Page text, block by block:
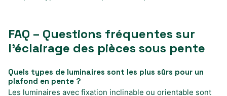
FAQ – Questions fréquentes sur
l’éclairage des pièces sous pente
Quels types de luminaires sont les plus sûrs pour un
plafond en pente ?
Les luminaires avec fixation inclinable ou orientable sont